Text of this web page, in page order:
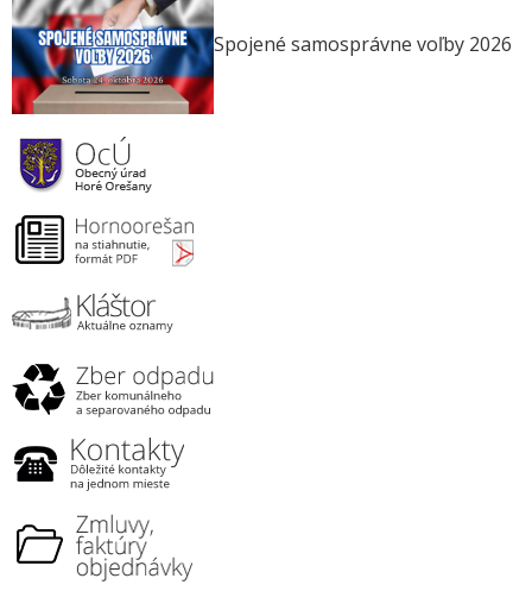
Spojené samosprávne voľby 2026